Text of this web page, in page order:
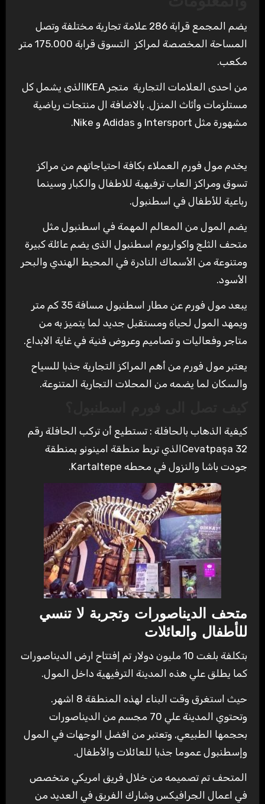
يضم المجمع قرابة 286 علامة تجارية مختلفة وتصل
المساحة المخصصة لمراكز التسوق قرابة 175.000 متر
مكعب.
من احدى العلامات التجارية متجر IKEAالذى يشمل كل
مستلزمات وأثاث المنزل. بالاضافة ال منتجات رياضية
مشهورة مثل Intersport و Adidas و Nike.
يخدم مول فورم العملاء بكافة احتياجاتهم من مراكز
تسوق ومراكز العاب ترفيهية للاطفال والكبار وسينما
رباعية للأطفال في اسطنبول.
يضم المول من المعالم المهمة في اسطنبول مثل
متحف الثلج واكواريوم اسطنبول الذى يضم عائلة كبيرة
ومتنوعة من الأسماك النادرة في المحيط الهندي والبحر
الأسود.
يبعد مول فورم عن مطار اسطنبول مسافة 35 كم متر
ويمهد المول لحياة ومستقبل جديد لما يتميز به من
متاجر وفعاليات و تصاميم وعروض فنية في غاية الابداع.
يعتبر مول فورم من أهم المراكز التجارية جذبا للسياح
والسكان لما يضمه من المحلات التجارية المتنوعة.
كيفية الذهاب بالحافلة : تستطيع أن تركب الحافلة رقم
32 Cevatpaşaالذي تربط منطقة امينونو بمنطقة
جودت باشا والنزول في محطه Kartaltepe.
متحف الديناصورات وتجربة لا تنسي
للأطفال والعائلات
بتكلفة بلغت 10 مليون دولار تم إفتتاح ارض الديناصورات
كما يطلق علي هذه المدينة الترفيهية داخل المول.
حيث استغرق وقت البناء لهذه المنطقة 8 اشهر.
وتحتوي المدينة علي 70 مجسم من الديناصورات
بحجمها الطبيعي, وتعتبر من افضل الوجهات في المول
وإسطنبول عموما جذبا للعائلات والأطفال.
المتحف تم تصميمه من خلال فريق امريكي متخصص
في اعمال الجرافيكس وشارك الفريق في العديد من